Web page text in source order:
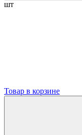
шт
Товар в корзине